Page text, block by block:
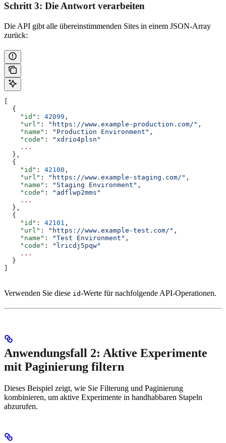
Schritt 3: Die Antwort verarbeiten
Die API gibt alle übereinstimmenden Sites in einem JSON-Array
zurück:
  {
    "id"
: 42099 ,
    "url"
: "https://www.example-production.com/" ,
    "name"
: "Production Environment" ,
    "code"
:
"xdrio4plsn"
    ...
  },
  {
    "id"
: 42100 ,
    "url"
: "https://www.example-staging.com/" ,
    "name"
: "Staging Environment" ,
    "code"
:
"adflwp2mms"
    ...
  },
  {
    "id"
: 42101 ,
    "url"
: "https://www.example-test.com/" ,
    "name"
: "Test Environment" ,
    "code"
:
"lricdj5pqw"
    ...
  }
Verwenden Sie diese id-Werte für nachfolgende API-Operationen.
Anwendungsfall 2: Aktive Experimente
mit Paginierung filtern
Dieses Beispiel zeigt, wie Sie Filterung und Paginierung
kombinieren, um aktive Experimente in handhabbaren Stapeln
abzurufen.